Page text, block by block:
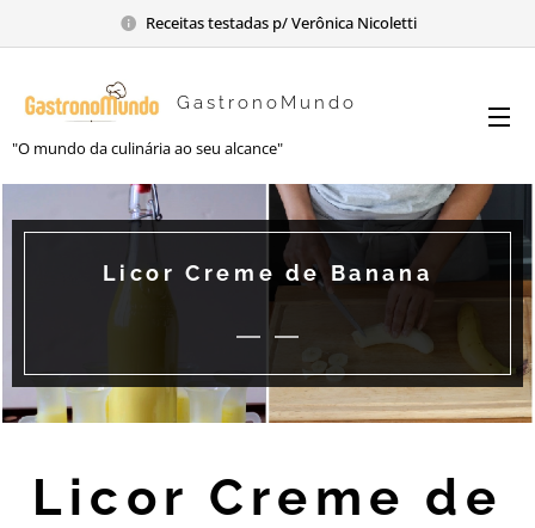
Receitas testadas p/ Verônica Nicoletti
GastronoMundo
"O mundo da culinária ao seu alcance"
Licor Creme de Banana
Licor Creme de